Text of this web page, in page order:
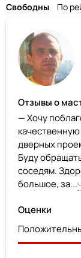
Свободны По
Отзывы о
— Хочу
дверных
Буду
соседям.
большое, за...
Оценки